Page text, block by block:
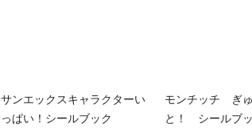
サンエックスキャラクターい
っぱい！シールブック
モンチッチ ぎ
と！ シールブ